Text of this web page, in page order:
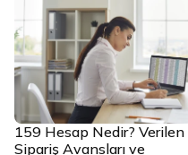
159 Hesap Nedir? Verilen
Sipariş Avansları ve